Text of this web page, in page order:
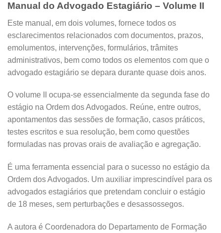
Manual do Advogado Estagiário – Volume II
Este manual, em dois volumes, fornece todos os
esclarecimentos relacionados com documentos, prazos,
emolumentos, intervenções, formulários, trâmites
administrativos, bem como todos os elementos com que o
advogado estagiário se depara durante quase dois anos.
O volume II ocupa-se essencialmente da segunda fase do
estágio na Ordem dos Advogados. Reúne, entre outros,
apontamentos das sessões de formação, casos práticos,
testes escritos e sua resolução, bem como questões
formuladas nas provas orais de avaliação e agregação.
É uma ferramenta essencial para o sucesso no estágio da
Ordem dos Advogados. Um auxiliar imprescindível para os
advogados estagiários que pretendam concluir o estágio
de 18 meses, sem perturbações e desassossegos.
A autora é Coordenadora do Departamento de Formação